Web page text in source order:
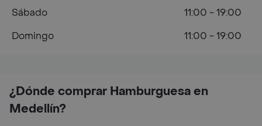
¿Dónde comprar Hamburguesa en
Medellín?
Sábado
11:00 - 19:00
Domingo
11:00 - 19:00